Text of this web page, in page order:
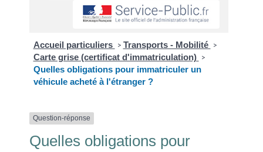
Accueil particuliers > Transports - Mobilité >
Carte grise (certificat d'immatriculation) >
Quelles obligations pour immatriculer un
véhicule acheté à l'étranger ?
Question-réponse
Quelles obligations pour